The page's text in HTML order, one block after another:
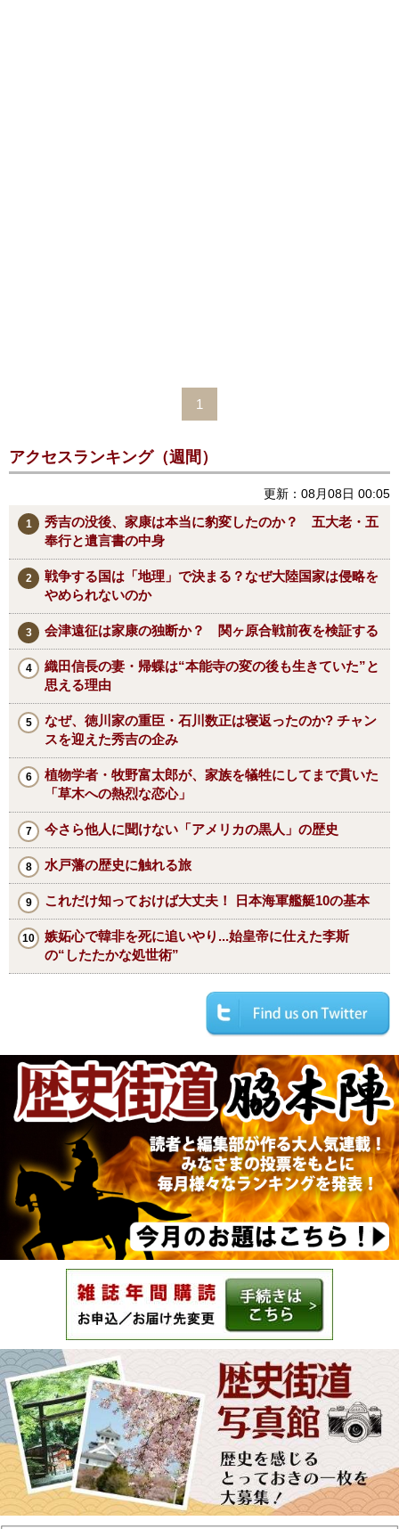
1
アクセスランキング（週間）
更新：08月08日 00:05
秀吉の没後、家康は本当に豹変したのか？ 五大老・五
奉行と遺言書の中身
戦争する国は「地理」で決まる？なぜ大陸国家は侵略を
やめられないのか
会津遠征は家康の独断か？ 関ヶ原合戦前夜を検証する
織田信長の妻・帰蝶は“本能寺の変の後も生きていた”と
思える理由
なぜ、徳川家の重臣・石川数正は寝返ったのか? チャン
スを迎えた秀吉の企み
植物学者・牧野富太郎が、家族を犠牲にしてまで貫いた
「草木への熱烈な恋心」
今さら他人に聞けない「アメリカの黒人」の歴史
水戸藩の歴史に触れる旅
これだけ知っておけば大丈夫！ 日本海軍艦艇10の基本
嫉妬心で韓非を死に追いやり...始皇帝に仕えた李斯
の“したたかな処世術”